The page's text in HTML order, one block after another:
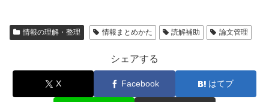
情報の理解・整理 情報まとめかた 読解補助 論文管理
シェアする
X Facebook はてブ